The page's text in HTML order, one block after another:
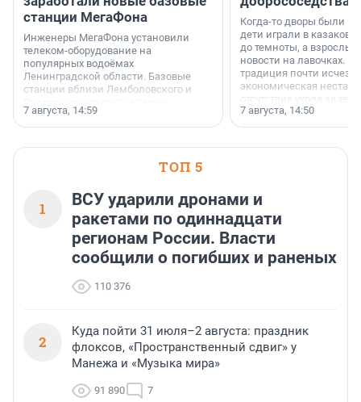
станции МегаФона
Инженеры МегаФона установили
телеком-оборудование на
популярных водоёмах
Ленинградской области. Базовые
станции вблизи Лемболовского и
недалеко от Большого Тосненского
водопада.
7 августа, 14:59
Когда-то дворы были
дети играли в казаков-
до темноты, а
новости на лавочках. В
традиция почти
экономическая
отсутствие ухода за
сделали своё дело.
7 августа, 14:50
ТОП 5
1
ВСУ ударили дронами и
ракетами по одиннадцати
регионам России. Власти
сообщили о погибших и раненых
110 376
2
Куда пойти 31 июля–2 августа: праздник
флоксов, «Пространственный сдвиг» у
Манежа и «Музыка мира»
91 890 7